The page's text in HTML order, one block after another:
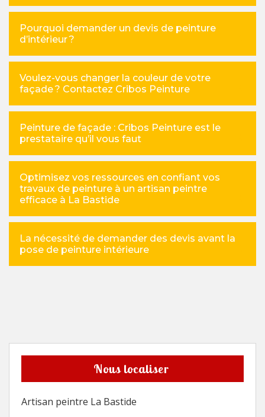
Pourquoi demander un devis de peinture
d’intérieur ?
Voulez-vous changer la couleur de votre
façade ? Contactez Cribos Peinture
Peinture de façade : Cribos Peinture est le
prestataire qu’il vous faut
Optimisez vos ressources en confiant vos
travaux de peinture à un artisan peintre
efficace à La Bastide
La nécessité de demander des devis avant la
pose de peinture intérieure
Nous localiser
Artisan peintre La Bastide